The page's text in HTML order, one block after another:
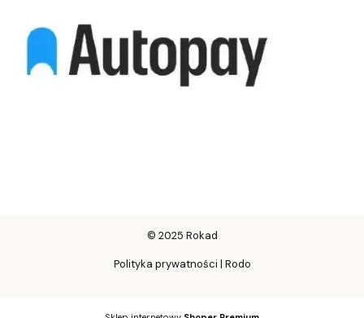
© 2025 Rokad
Polityka prywatności | Rodo